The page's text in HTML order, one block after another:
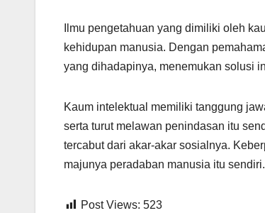
Ilmu pengetahuan yang dimiliki oleh
kehidupan manusia. Dengan
yang dihadapinya, menemukan solusi
Kaum intelektual memiliki tanggung
serta turut melawan penindasan itu
tercabut dari akar-akar sosialnya.
majunya peradaban manusia itu sendiri.
Post Views: 523